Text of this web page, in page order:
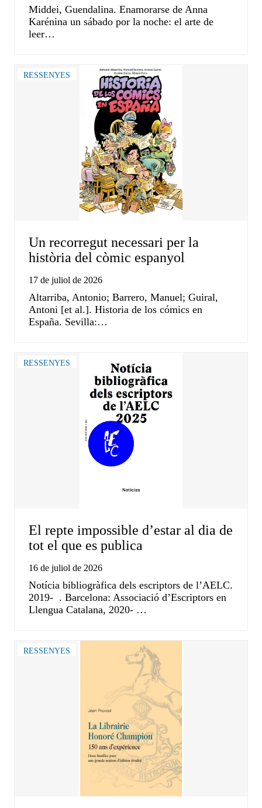
Middei, Guendalina. Enamorarse de Anna
Karénina un sábado por la noche: el arte de
leer…
RESSENYES
Un recorregut necessari per la
història del còmic espanyol
17 de juliol de 2026
Altarriba, Antonio; Barrero, Manuel; Guiral,
Antoni [et al.]. Historia de los cómics en
España. Sevilla:…
RESSENYES
El repte impossible d’estar al dia de
tot el que es publica
16 de juliol de 2026
Notícia bibliogràfica dels escriptors de l’AELC.
2019- . Barcelona: Associació d’Escriptors en
Llengua Catalana, 2020- …
RESSENYES